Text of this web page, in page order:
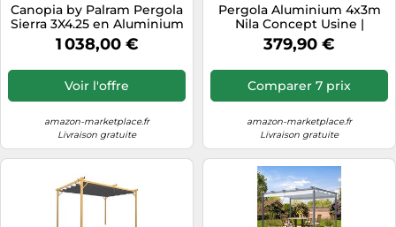
Canopia by Palram Pergola
Sierra 3X4.25 en Aluminium
Et Polycarbonate, Moderne
& Élégante, pour Couvrir
(Grise Transparent)
1 038,00 €
Voir l'offre
amazon-marketplace.fr
Livraison gratuite
Pergola Aluminium 4x3m
Nila Concept Usine |
Tonnelle Jardin Toile
Rétractable Gris 12m² |
Thermolaquée et Toile
Coulissante Ombrage
379,90 €
Comparer 7 prix
amazon-marketplace.fr
Livraison gratuite